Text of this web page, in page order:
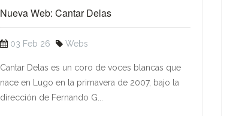
Nueva Web: Cantar Delas
03 Feb 26 Webs
Cantar Delas es un coro de voces blancas que
nace en Lugo en la primavera de 2007, bajo la
dirección de Fernando G...